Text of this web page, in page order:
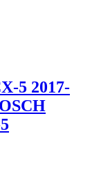
5 2017-